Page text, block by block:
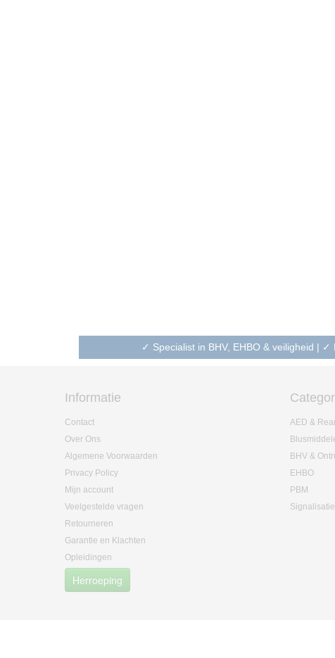
✓ Specialist in BHV, EHBO & veiligheid |
Informatie
Contact
Over Ons
Algemene Voorwaarden
Privacy Policy
Mijn account
Veelgestelde vragen
Retourneren
Garantie en Klachten
Opleidingen
Herroeping
AED &
BHV &
EHBO
PBM
Signalisatie